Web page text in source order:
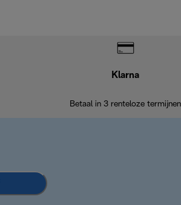
Klarna
Betaal in 3 renteloze termijnen